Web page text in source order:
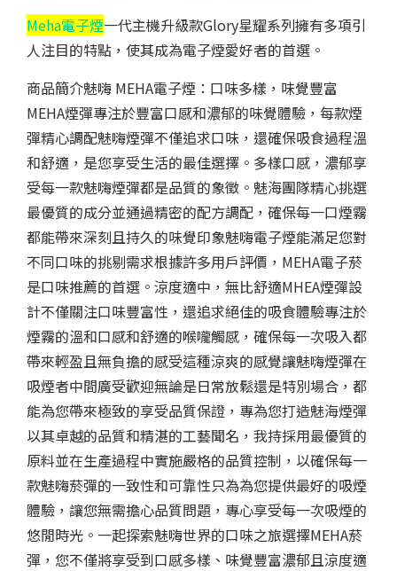
Meha電子煙一代主機升級款Glory星耀系列擁有多項引
人注目的特點，使其成為電子煙愛好者的首選。
商品簡介魅嗨 MEHA電子煙：口味多樣，味覺豐富
MEHA煙彈專注於豐富口感和濃郁的味覺體驗，每款煙
彈精心調配魅嗨煙彈不僅追求口味，還確保吸食過程溫
和舒適，是您享受生活的最佳選擇。多樣口感，濃郁享
受每一款魅嗨煙彈都是品質的象徵。魅海團隊精心挑選
最優質的成分並通過精密的配方調配，確保每一口煙霧
都能帶來深刻且持久的味覺印象魅嗨電子煙能滿足您對
不同口味的挑剔需求根據許多用戶評價，MEHA電子菸
是口味推薦的首選。涼度適中，無比舒適MHEA煙彈設
計不僅關注口味豐富性，還追求絕佳的吸食體驗專注於
煙霧的溫和口感和舒適的喉嚨觸感，確保每一次吸入都
帶來輕盈且無負擔的感受這種涼爽的感覺讓魅嗨煙彈在
吸煙者中間廣受歡迎無論是日常放鬆還是特別場合，都
能為您帶來極致的享受品質保證，專為您打造魅海煙彈
以其卓越的品質和精湛的工藝聞名，我持採用最優質的
原料並在生產過程中實施嚴格的品質控制，以確保每一
款魅嗨菸彈的一致性和可靠性只為為您提供最好的吸煙
體驗，讓您無需擔心品質問題，專心享受每一次吸煙的
悠閒時光。一起探索魅嗨世界的口味之旅選擇MEHA菸
彈，您不僅將享受到口感多樣、味覺豐富濃郁且涼度適